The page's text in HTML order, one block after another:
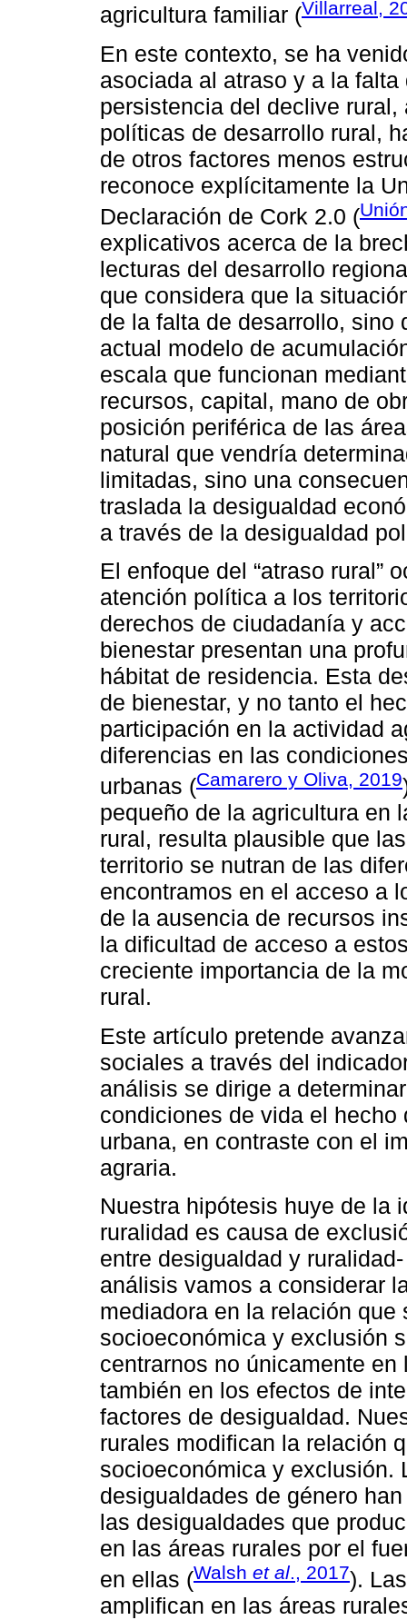
agricultura familiar (Villarreal,
En este contexto, se ha
asociada al atraso y a la
persistencia del declive
políticas de desarrollo rural,
de otros factores menos
reconoce explícitamente la
Declaración de Cork 2.0 (
explicativos acerca de la
lecturas del desarrollo
que considera que la
de la falta de desarrollo, sino
actual modelo de
escala que funcionan
recursos, capital, mano de
posición periférica de las
natural que vendría
limitadas, sino una
traslada la desigualdad
a través de la desigualdad
El enfoque del “atraso rural”
atención política a los
derechos de ciudadanía y
bienestar presentan una
hábitat de residencia. Esta
de bienestar, y no tanto el
participación en la actividad
diferencias en las
urbanas (Camarero y Oliva, 2019
pequeño de la agricultura en
rural, resulta plausible que
territorio se nutran de las
encontramos en el acceso a
de la ausencia de recursos
la dificultad de acceso a
creciente importancia de la
rural.
Este artículo pretende
sociales a través del
análisis se dirige a
condiciones de vida el
urbana, en contraste con el
agraria.
Nuestra hipótesis huye de la
ruralidad es causa de
entre desigualdad y
análisis vamos a considerar
mediadora en la relación
socioeconómica y exclusión
centrarnos no únicamente
también en los efectos de
factores de desigualdad.
rurales modifican la relación
socioeconómica y exclusión.
desigualdades de género
las desigualdades que
en las áreas rurales por el
en ellas (Walsh et al., 2017).
amplifican en las áreas